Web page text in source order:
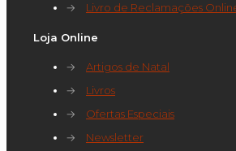
→
Livro de Reclamações
Loja Online
→
Artigos de Natal
→
Livros
→
Ofertas Especiais
→
Newsletter